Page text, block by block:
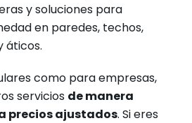
y soluciones para
en paredes, techos,
áticos.
como para empresas,
servicios de manera
precios ajustados. Si eres